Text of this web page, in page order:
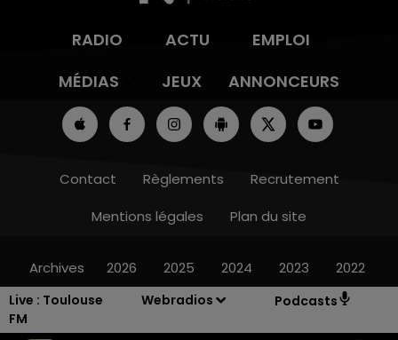
Live : Toulouse
FM
Webradios Podcasts
RADIO ACTU
EMPLOI
MÉDIAS
JEUX ANNONCEURS
Contact Règlements
Recrutement
Mentions légales
Plan du site
Archives 2026 2025 2024 2023 2022